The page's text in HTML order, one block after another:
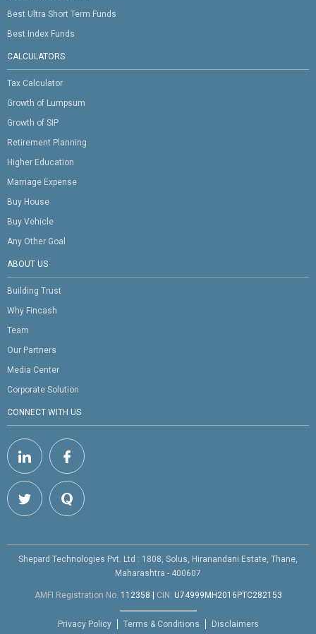
Best Ultra Short Term Funds
Best Index Funds
CALCULATORS
Tax Calculator
Growth of Lumpsum
Growth of SIP
Retirement Planning
Higher Education
Marriage Expense
Buy House
Buy Vehicle
Any Other Goal
ABOUT US
Building Trust
Why Fincash
Team
Our Partners
Media Center
Corporate Solution
CONNECT WITH US
Shepard Technologies Pvt. Ltd : 1808, Solus, Hiranandani Estate, Thane,
Maharashtra - 400607
AMFI Registration No. 112358 | CIN: U74999MH2016PTC282153
Privacy Policy Terms & Conditions Disclaimers